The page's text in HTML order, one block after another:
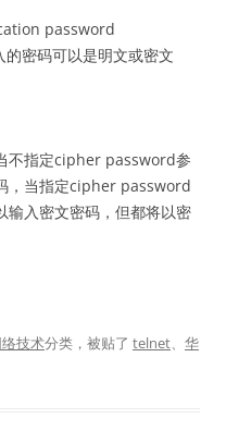
password
密码可以是明文或密文
不指定cipher password参
，当指定cipher password
输入密文密码，但都将以密
技术分类，被贴了 telnet、 华